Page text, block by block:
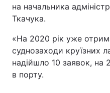
на начальника
Ткачука.
«На 2020 рік уже
суднозаходи круїзних
надійшло 10 заявок, на
в порту.